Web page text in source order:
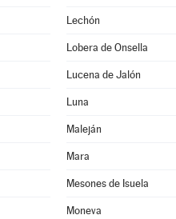
Lechón
Lobera de Onsella
Lucena de Jalón
Luna
Maleján
Mara
Mesones de Isuela
Moneva